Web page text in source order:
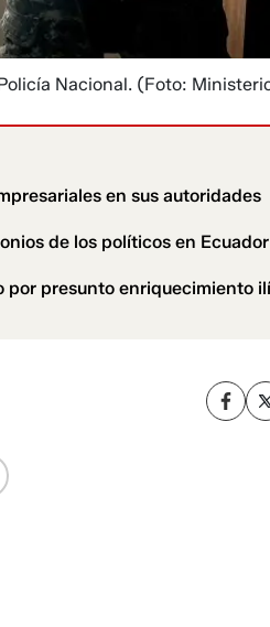
Nacional. (Foto:
en sus autoridades
de los políticos en Ecuador
por presunto enriquecimiento